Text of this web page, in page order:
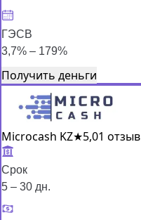
ГЭСВ
3,7% – 179%
Получить деньги
Microcash KZ★5,01 отзыв
Срок
5 – 30 дн.